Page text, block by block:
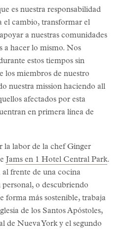
es nuestra responsabilidad
el cambio, transformar el
a nuestras comunidades
a hacer lo mismo. Nos
estos tiempos sin
los miembros de nuestro
nuestra mission haciendo all
afectados por esta
en primera línea de
la labor de la chef Ginger
Jams en 1 Hotel Central Park.
frente de una cocina
o descubriendo
forma más sostenible, trabaja
de los Santos Apóstoles,
de Nueva York y el segundo